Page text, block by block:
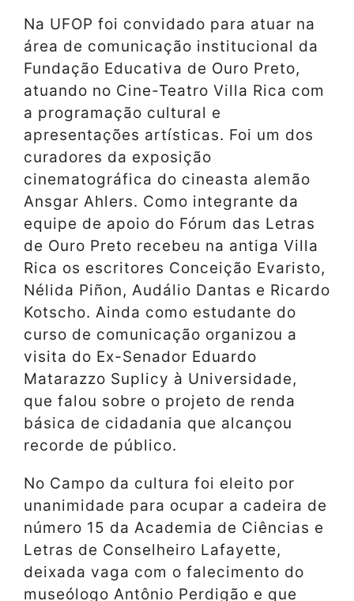
Na UFOP foi convidado para atuar na
área de comunicação institucional da
Fundação Educativa de Ouro Preto,
atuando no Cine-Teatro Villa Rica com
a programação cultural e
apresentações artísticas. Foi um dos
curadores da exposição
cinematográfica do cineasta alemão
Ansgar Ahlers. Como integrante da
equipe de apoio do Fórum das Letras
de Ouro Preto recebeu na antiga Villa
Rica os escritores Conceição Evaristo,
Nélida Piñon, Audálio Dantas e Ricardo
Kotscho. Ainda como estudante do
curso de comunicação organizou a
visita do Ex-Senador Eduardo
Matarazzo Suplicy à Universidade,
que falou sobre o projeto de renda
básica de cidadania que alcançou
recorde de público.
No Campo da cultura foi eleito por
unanimidade para ocupar a cadeira de
número 15 da Academia de Ciências e
Letras de Conselheiro Lafayette,
deixada vaga com o falecimento do
museólogo Antônio Perdigão e que